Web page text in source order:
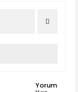
Yorum